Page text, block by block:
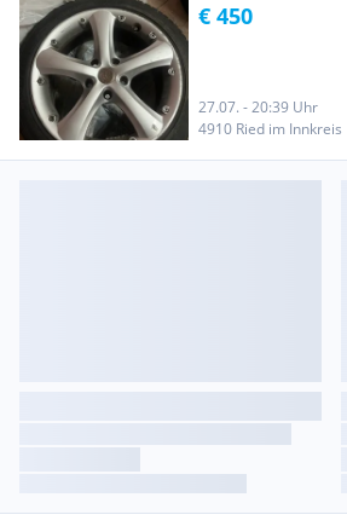
€ 450
27.07. - 20:39 Uhr
4910 Ried im Innkreis